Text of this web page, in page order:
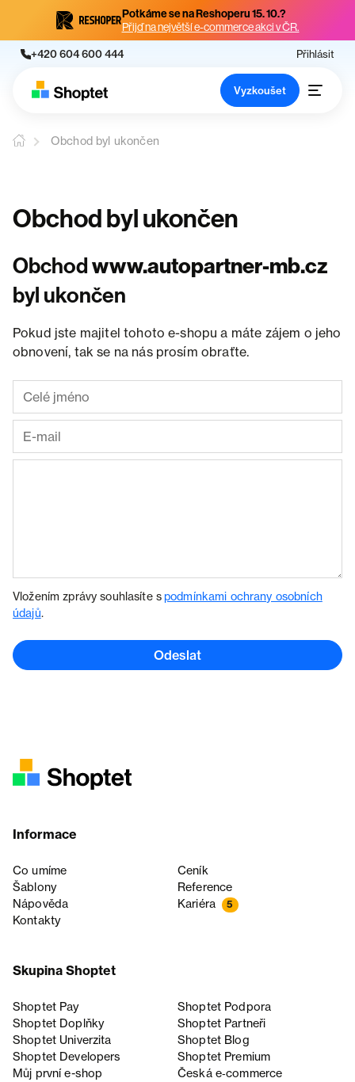
Potkáme se na Reshoperu 15. 10.?
Přijď na největší e-commerce akci v ČR.
+420 604 600 444 Přihlásit
Vyzkoušet
Obchod byl ukončen
Obchod byl ukončen
Obchodwww.autopartner-mb.cz
byl ukončen
Pokud jste majitel tohoto e-shopu a máte zájem o jeho
obnovení, tak se na nás prosím obraťte.
Vložením zprávy souhlasíte spodmínkami ochrany osobních
údajů.
Odeslat
Informace
Co umíme
Ceník
Šablony
Reference
Nápověda
Kariéra 5
Kontakty
Skupina Shoptet
Shoptet Pay
Shoptet Podpora
Shoptet Doplňky
Shoptet Partneři
Shoptet Univerzita
Shoptet Blog
Shoptet Developers
Shoptet Premium
Můj první e-shop
Česká e‑commerce